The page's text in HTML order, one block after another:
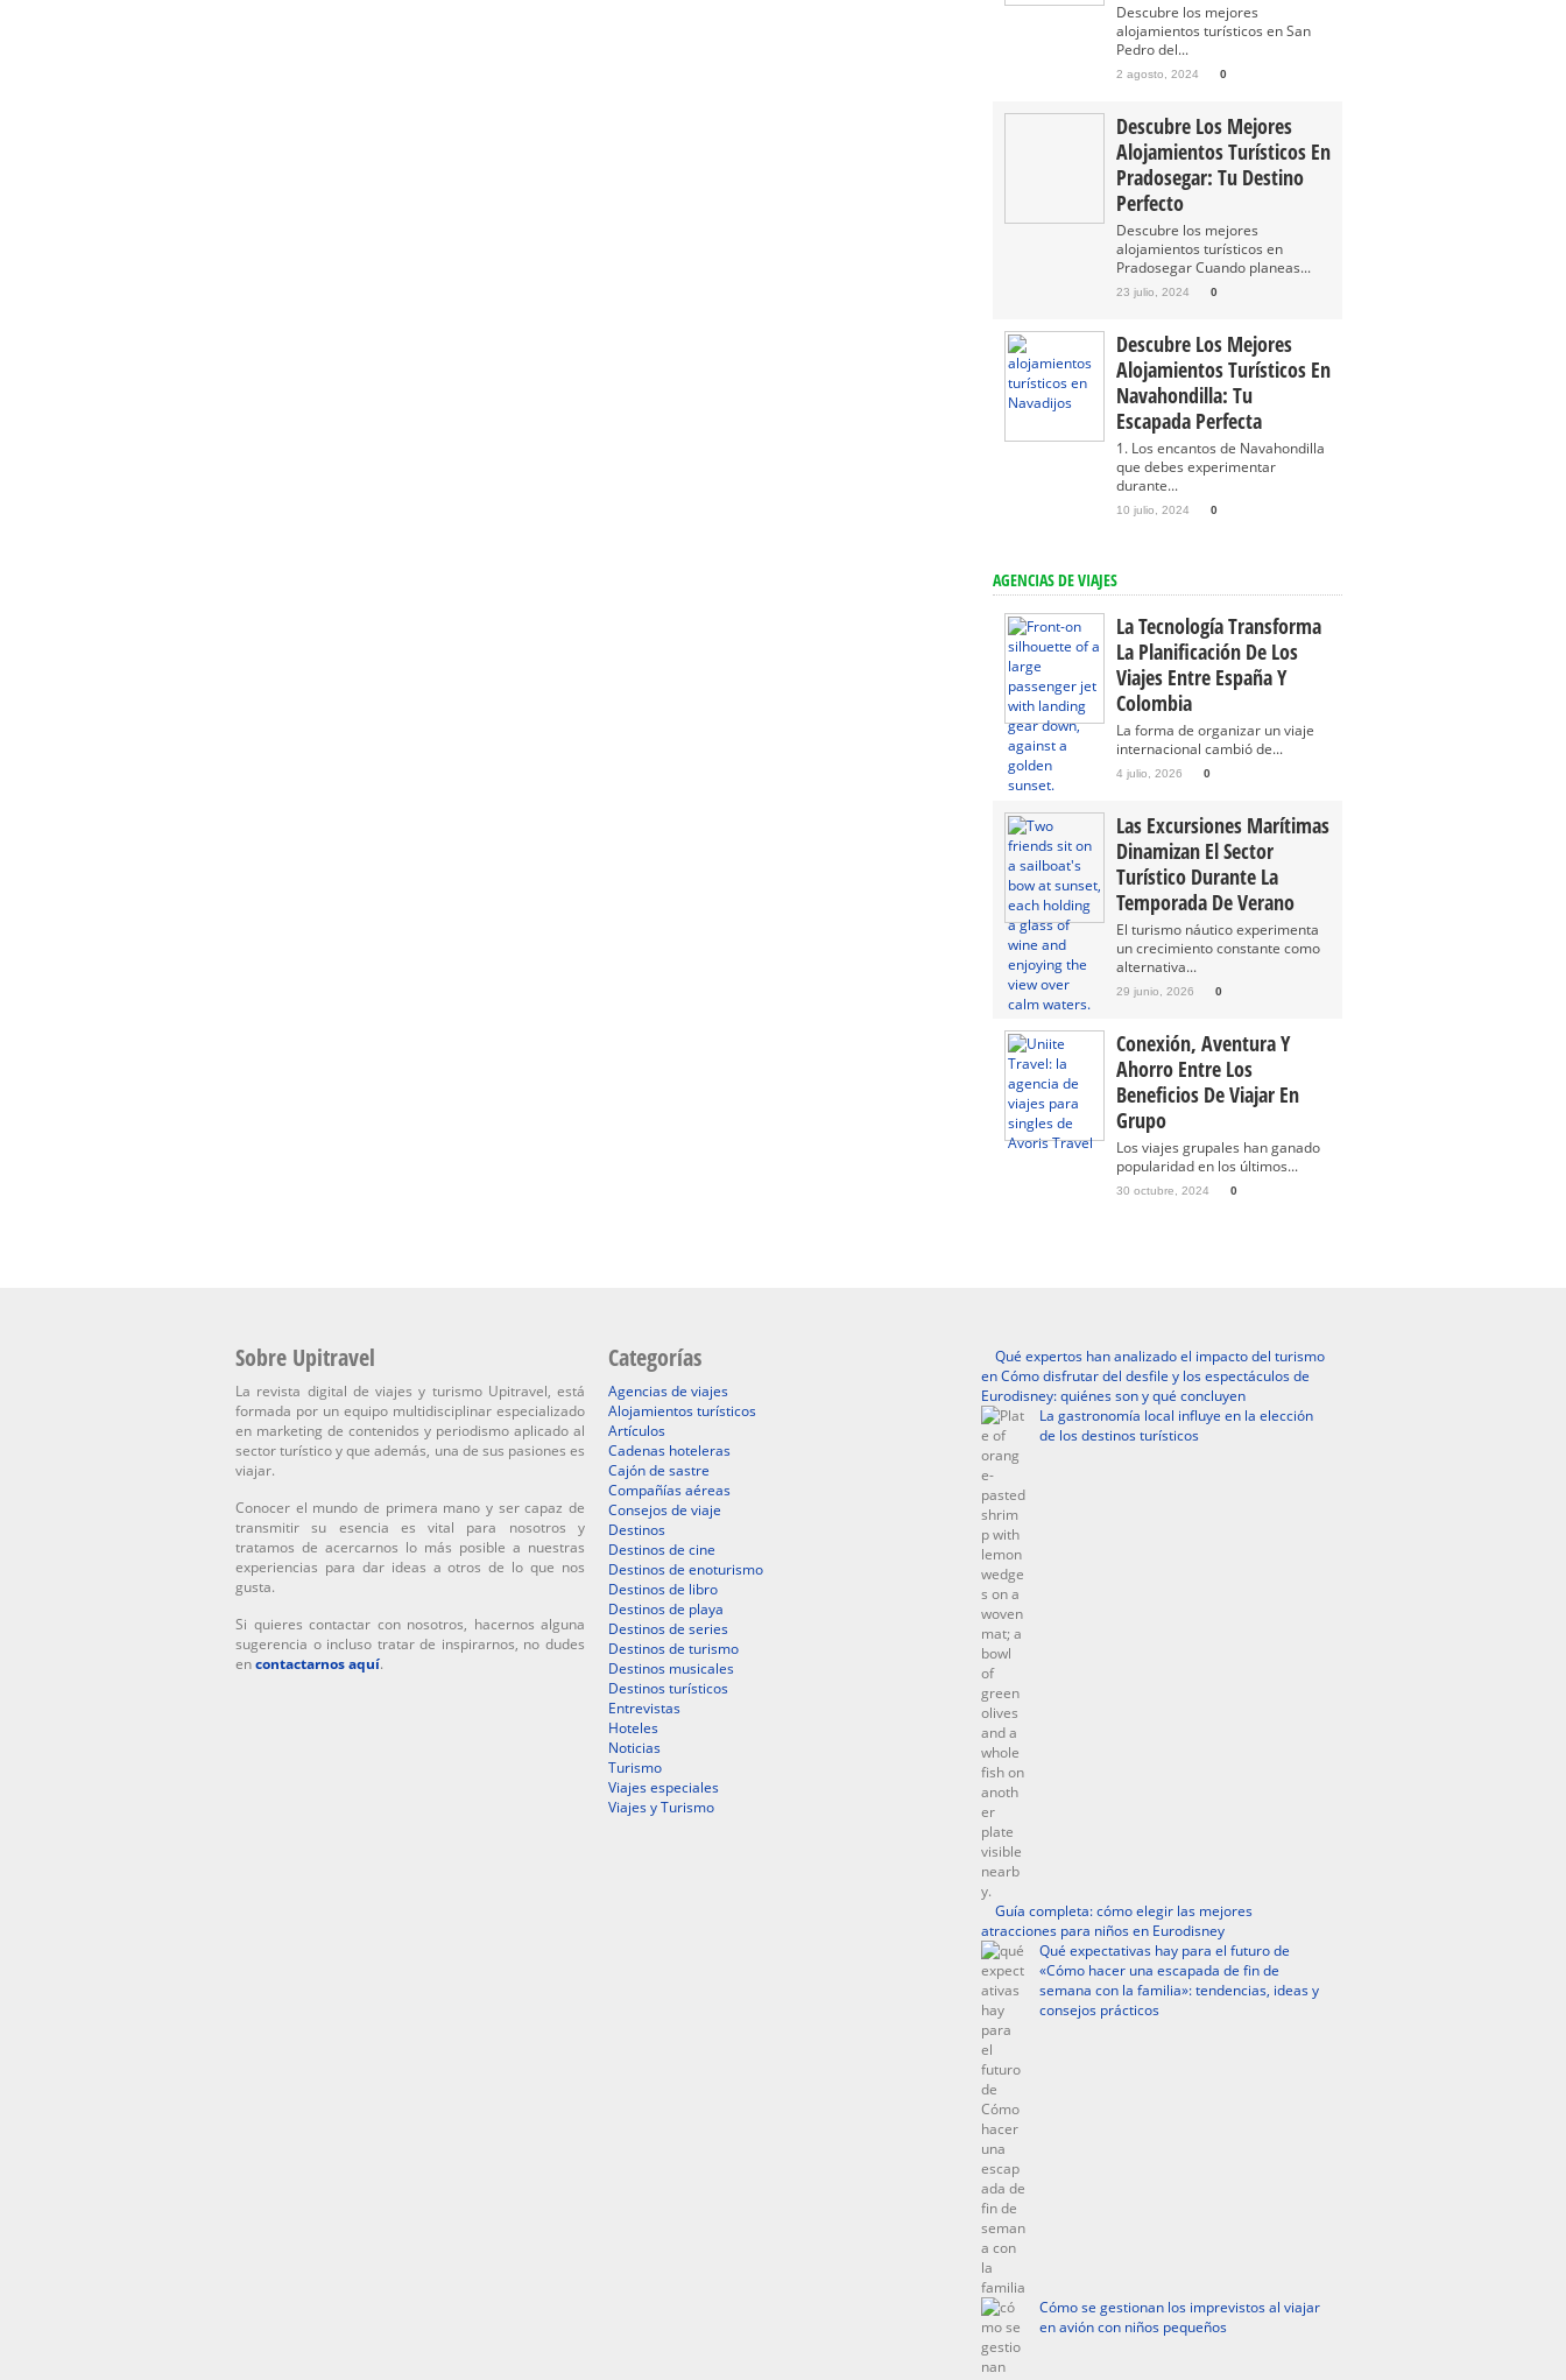
Descubre los mejores
alojamientos turísticos en San
Pedro del...
2 agosto, 2024 0
Descubre Los Mejores
Alojamientos Turísticos En
Pradosegar: Tu Destino
Perfecto
Descubre los mejores
alojamientos turísticos en
Pradosegar Cuando planeas...
23 julio, 2024 0
Descubre Los Mejores
Alojamientos Turísticos En
Navahondilla: Tu
Escapada Perfecta
1. Los encantos de Navahondilla
que debes experimentar
durante...
10 julio, 2024 0
AGENCIAS DE VIAJES
La Tecnología Transforma
La Planificación De Los
Viajes Entre España Y
Colombia
La forma de organizar un viaje
internacional cambió de...
4 julio, 2026 0
Las Excursiones Marítimas
Dinamizan El Sector
Turístico Durante La
Temporada De Verano
El turismo náutico experimenta
un crecimiento constante como
alternativa...
29 junio, 2026 0
Conexión, Aventura Y
Ahorro Entre Los
Beneficios De Viajar En
Grupo
Los viajes grupales han ganado
popularidad en los últimos...
30 octubre, 2024 0
Sobre Upitravel
La revista digital de viajes y turismo Upitravel, está
formada por un equipo multidisciplinar especializado
en marketing de contenidos y periodismo aplicado al
sector turístico y que además, una de sus pasiones es
viajar.
Conocer el mundo de primera mano y ser capaz de
transmitir su esencia es vital para nosotros y
tratamos de acercarnos lo más posible a nuestras
experiencias para dar ideas a otros de lo que nos
gusta.
Si quieres contactar con nosotros, hacernos alguna
sugerencia o incluso tratar de inspirarnos, no dudes
encontactarnos aquí.
Categorías
Agencias de viajes
Alojamientos turísticos
Artículos
Cadenas hoteleras
Cajón de sastre
Compañías aéreas
Consejos de viaje
Destinos
Destinos de cine
Destinos de enoturismo
Destinos de libro
Destinos de playa
Destinos de series
Destinos de turismo
Destinos musicales
Destinos turísticos
Entrevistas
Hoteles
Noticias
Turismo
Viajes especiales
Viajes y Turismo
Qué expertos han analizado el impacto del turismo
en Cómo disfrutar del desfile y los espectáculos de
Eurodisney: quiénes son y qué concluyen
La gastronomía local influye en la elección
de los destinos turísticos
Guía completa: cómo elegir las mejores
atracciones para niños en Eurodisney
Qué expectativas hay para el futuro de
«Cómo hacer una escapada de fin de
semana con la familia»: tendencias, ideas y
consejos prácticos
Cómo se gestionan los imprevistos al viajar
en avión con niños pequeños